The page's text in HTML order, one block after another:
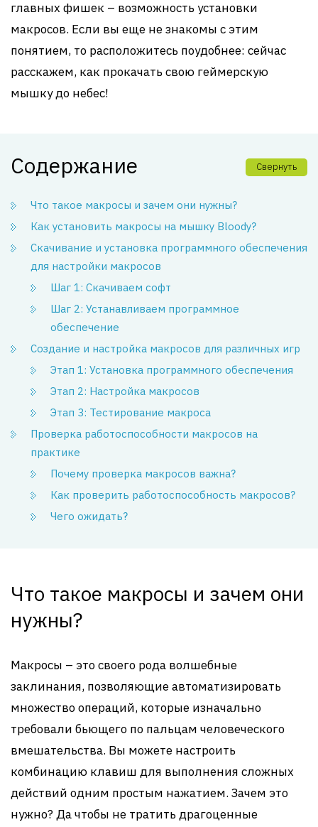
главных фишек – возможность установки
макросов. Если вы еще не знакомы с этим
понятием, то расположитесь поудобнее: сейчас
расскажем, как прокачать свою геймерскую
мышку до небес!
Содержание Свернуть
Что такое макросы и зачем они нужны?
Как установить макросы на мышку Bloody?
Скачивание и установка программного обеспечения
для настройки макросов
Шаг 1: Скачиваем софт
Шаг 2: Устанавливаем программное
обеспечение
Создание и настройка макросов для различных игр
Этап 1: Установка программного обеспечения
Этап 2: Настройка макросов
Этап 3: Тестирование макроса
Проверка работоспособности макросов на
практике
Почему проверка макросов важна?
Как проверить работоспособность макросов?
Чего ожидать?
Что такое макросы и зачем они
нужны?
Макросы – это своего рода волшебные
заклинания, позволяющие автоматизировать
множество операций, которые изначально
требовали бьющего по пальцам человеческого
вмешательства. Вы можете настроить
комбинацию клавиш для выполнения сложных
действий одним простым нажатием. Зачем это
нужно? Да чтобы не тратить драгоценные